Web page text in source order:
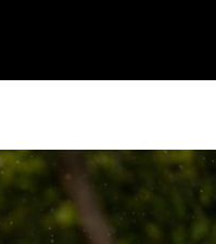
które już znamy!